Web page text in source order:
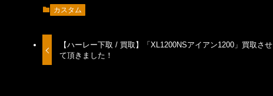
カスタム
【ハーレー下取 / 買取】「XL1200NSアイアン1200」買取させ
て頂きました！